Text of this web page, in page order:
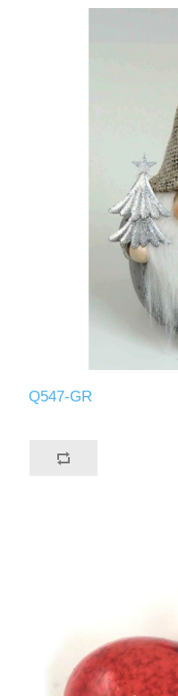
Q547-GR